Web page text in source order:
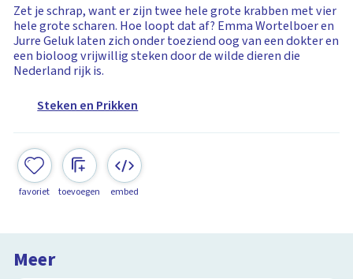
Zet je schrap, want er zijn twee hele grote krabben met vier
hele grote scharen. Hoe loopt dat af? Emma Wortelboer en
Jurre Geluk laten zich onder toeziend oog van een dokter en
een bioloog vrijwillig steken door de wilde dieren die
Nederland rijk is.
Steken en Prikken
favoriet toevoegen embed
Meer